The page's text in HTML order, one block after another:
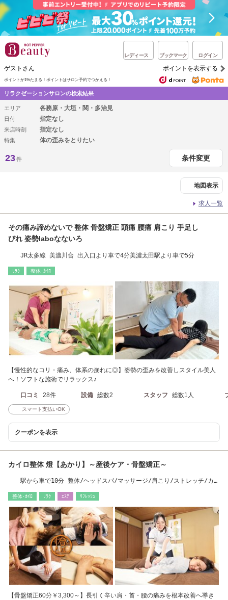
レディース ブックマーク ログイン
ゲストさん ポイントを表示する
ポイントが1%たまる！ ポイントはサロン予約でつかえる！
リラクゼーションサロンの検索結果
エリア 各務原・大垣・関・多治見
日付 指定なし
来店時刻 指定なし
特集 体の歪みをとりたい
23件 条件変更
地図表示
求人一覧
その痛み諦めないで 整体 骨盤矯正 頭痛 腰痛 肩こり 手足し
びれ 姿勢laboなないろ
JR太多線 美濃川合 出入口より車で4分美濃太田駅より車で5分
ﾘﾗｸ 整体･ｶｲﾛ
【慢性的なコリ・痛み、体系の崩れに◎】姿勢の歪みを改善しスタイル美人
へ！ソフトな施術でリラックス♪
口コミ 28件 設備 総数2 スタッフ 総数1人
スマート支払いOK
クーポンを表示
カイロ整体 燈【あかり】～産後ケア・骨盤矯正～
駅から車で10分 整体/ヘッドスパ/マッサージ/肩こり/ストレッチ/カイ
整体･ｶｲﾛ ﾘﾗｸ ｴｽﾃ ﾘﾌﾚｯｼｭ
【骨盤矯正60分￥3,300～】長引く辛い肩・首・腰の痛みを根本改善へ導き